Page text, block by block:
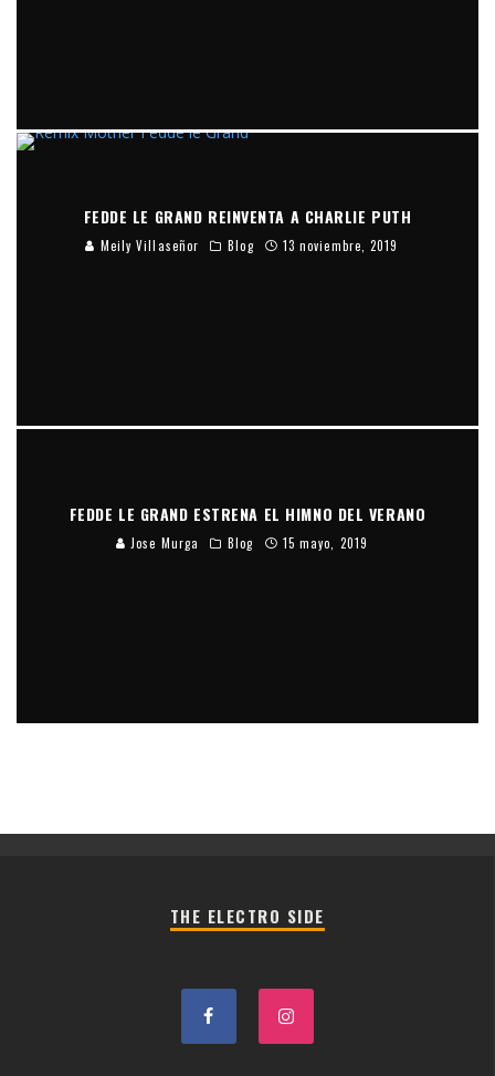
FEDDE LE GRAND REINVENTA A CHARLIE PUTH
Meily Villaseñor Blog 13 noviembre, 2019
FEDDE LE GRAND ESTRENA EL HIMNO DEL VERANO
Jose Murga Blog 15 mayo, 2019
THE ELECTRO SIDE